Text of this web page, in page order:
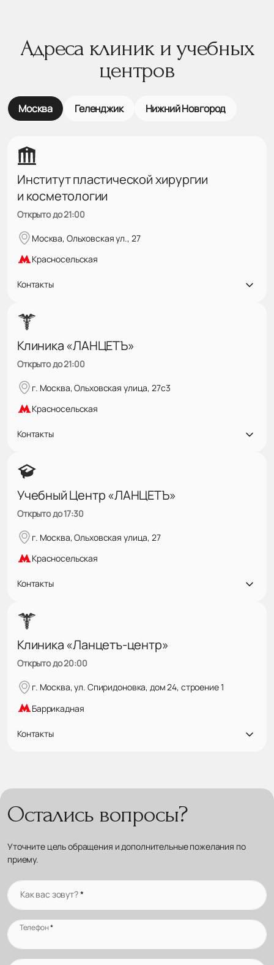
Адреса клиник и учебных
центров
Москва Геленджик Нижний Новгород
Институт пластической хирургии
и косметологии
Открыто до 21:00
Москва, Ольховская ул., 27
Красносельская
Контакты
Клиника «ЛАНЦЕТЪ»
Открыто до 21:00
г. Москва, Ольховская улица, 27с3
Красносельская
Контакты
Учебный Центр «ЛАНЦЕТЪ»
Открыто до 17:30
г. Москва, Ольховская улица, 27
Красносельская
Контакты
Клиника «Ланцетъ-центр»
Открыто до 20:00
г. Москва, ул. Спиридоновка, дом 24, строение 1
Баррикадная
Контакты
Остались вопросы?
Уточните цель обращения и дополнительные пожелания по
приему.
Как вас зовут?*
Телефон*